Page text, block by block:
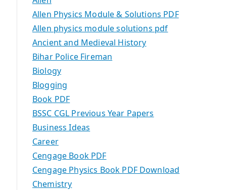
Allen Physics Module & Solutions PDF
Allen physics module solutions pdf
Ancient and Medieval History
Bihar Police Fireman
Biology
Blogging
Book PDF
BSSC CGL Previous Year Papers
Business Ideas
Career
Cengage Book PDF
Cengage Physics Book PDF Download
Chemistry